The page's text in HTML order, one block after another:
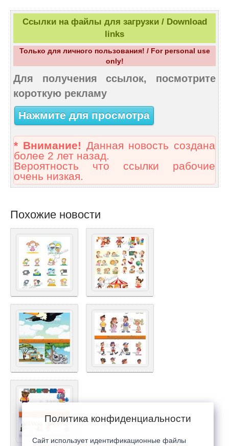
Ссылки на файлы для загрузки / Download
links
Только для личного пользования! / For personal use
only!
Для получения ссылок, посмотрите
короткую рекламу
Нажмите для просмотра
* Внимание! Данная новость создана
более 2 лет назад.
Вероятность что ссылки рабочие
очень низкая.
Похожие новости
Политика конфиденциальности
Сайт использует идентификационные файлы